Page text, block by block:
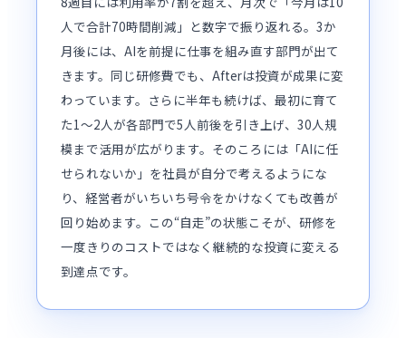
人で合計70時間削減」と数字で振り返れる。3か
月後には、AIを前提に仕事を組み直す部門が出て
きます。同じ研修費でも、Afterは投資が成果に変
わっています。さらに半年も続けば、最初に育て
た1〜2人が各部門で5人前後を引き上げ、30人規
模まで活用が広がります。そのころには「AIに任
せられないか」を社員が自分で考えるようにな
り、経営者がいちいち号令をかけなくても改善が
回り始めます。この“自走”の状態こそが、研修を
一度きりのコストではなく継続的な投資に変える
到達点です。